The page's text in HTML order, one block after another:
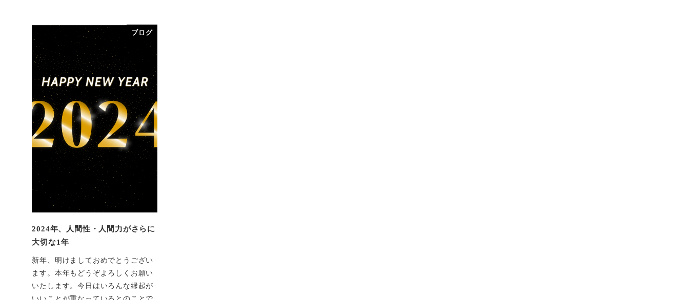
ブログ
2024年、人間性・人間力がさらに
大切な1年
新年、明けましておめでとうござい
ます。本年もどうぞよろしくお願い
いたします。今日はいろんな縁起が